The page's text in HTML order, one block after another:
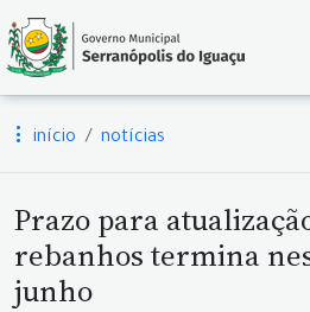
início notícias
Prazo para
rebanhos termina
junho